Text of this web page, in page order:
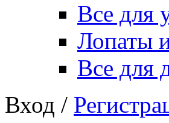
Все для
Лопаты
Все для
Вход /